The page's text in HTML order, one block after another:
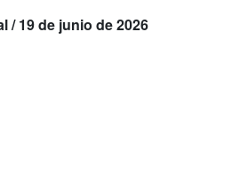
/ 19 de junio de 2026